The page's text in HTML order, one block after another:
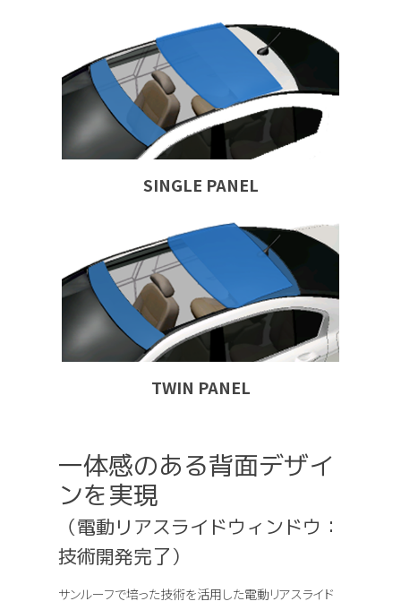
SINGLE PANEL
TWIN PANEL
一体感のある背面デザイ
ンを実現
（電動リアスライドウィンドウ：
技術開発完了）
サンルーフで培った技術を活用した電動リアスライド